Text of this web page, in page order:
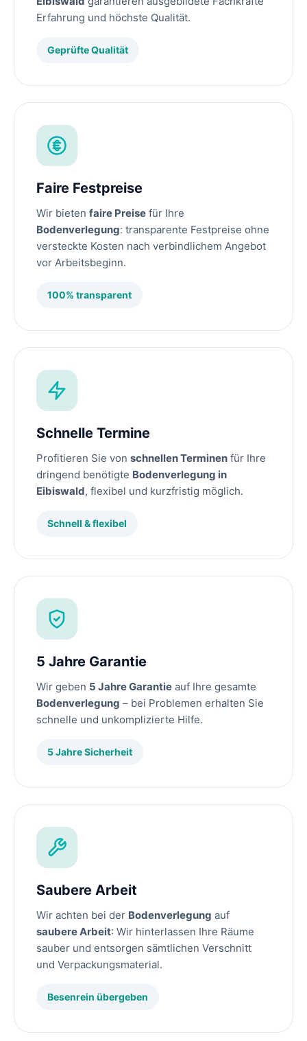
Erfahrung und höchste Qualität.
Geprüfte Qualität
Faire Festpreise
Wir bieten faire Preise für Ihre
Bodenverlegung: transparente Festpreise ohne
versteckte Kosten nach verbindlichem Angebot
vor Arbeitsbeginn.
100% transparent
Schnelle Termine
Profitieren Sie von schnellen Terminen für Ihre
dringend benötigte Bodenverlegung in
Eibiswald, flexibel und kurzfristig möglich.
Schnell & flexibel
5 Jahre Garantie
Wir geben 5 Jahre Garantie auf Ihre gesamte
Bodenverlegung – bei Problemen erhalten Sie
schnelle und unkomplizierte Hilfe.
5 Jahre Sicherheit
Saubere Arbeit
Wir achten bei der Bodenverlegung auf
saubere Arbeit: Wir hinterlassen Ihre Räume
sauber und entsorgen sämtlichen Verschnitt
und Verpackungsmaterial.
Besenrein übergeben